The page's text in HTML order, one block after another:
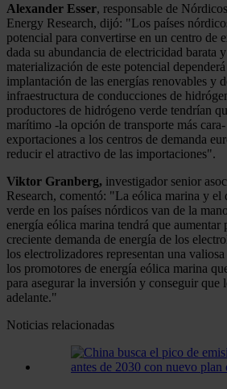
Alexander Esser, responsable de
Energy Research, dijó: "Los países
potencial para convertirse en un centro de
dada su abundancia de electricidad barata
materialización de este potencial
implantación de las energías renovables y
infraestructura de conducciones de
productores de hidrógeno verde tendrían
marítimo -la opción de transporte más
exportaciones a los centros de demanda
reducir el atractivo de las importaciones".
Viktor Granberg, investigador senior
Research, comentó: "La eólica marina y el
verde en los países nórdicos van de la
energía eólica marina tendrá que aumentar
creciente demanda de energía de los
los electrolizadores representan una
los promotores de energía eólica marina
para asegurar la inversión y conseguir que
adelante."
Noticias relacionadas